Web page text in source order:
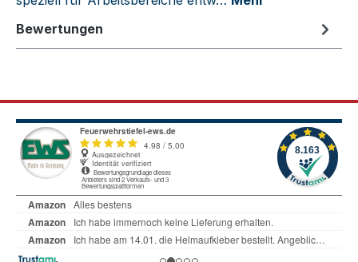
Bewertungen